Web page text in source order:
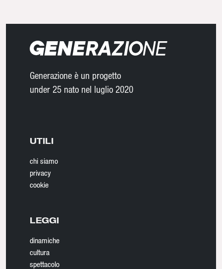
Generazione è un progetto
under 25 nato nel luglio 2020
UTILI
chi siamo
privacy
cookie
LEGGI
dinamiche
cultura
spettacolo